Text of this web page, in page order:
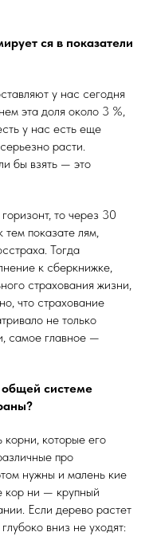
ся в показатели
у нас сегодня
эта доля около 3 %,
у нас есть еще
расти.
бы взять — это
то через 30
тем показате лям,
Тогда
к сберкнижке,
страхования жизни,
что страхование
не только
самое главное —
общей системе
корни, которые его
про
нужны и малень кие
кор ни — крупный
Если дерево растет
вниз не уходят: